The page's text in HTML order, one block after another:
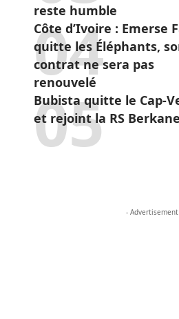
reste humble
Côte d’Ivoire : Emerse
quitte les Éléphants,
contrat ne sera pas
renouvelé
Bubista quitte le Cap-
et rejoint la RS Berkane
-